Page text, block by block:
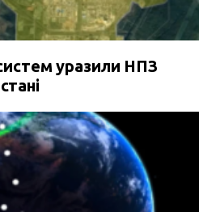
уразили НПЗ